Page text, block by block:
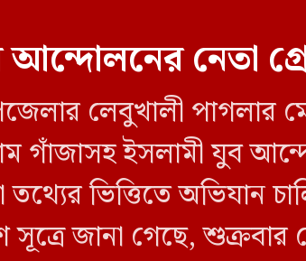
নেতা
লেবুখালী পাগলার
গাঁজাসহ ইসলামী যুব
তথ্যের ভিত্তিতে অভিযান
জানা গেছে, শুক্রবার